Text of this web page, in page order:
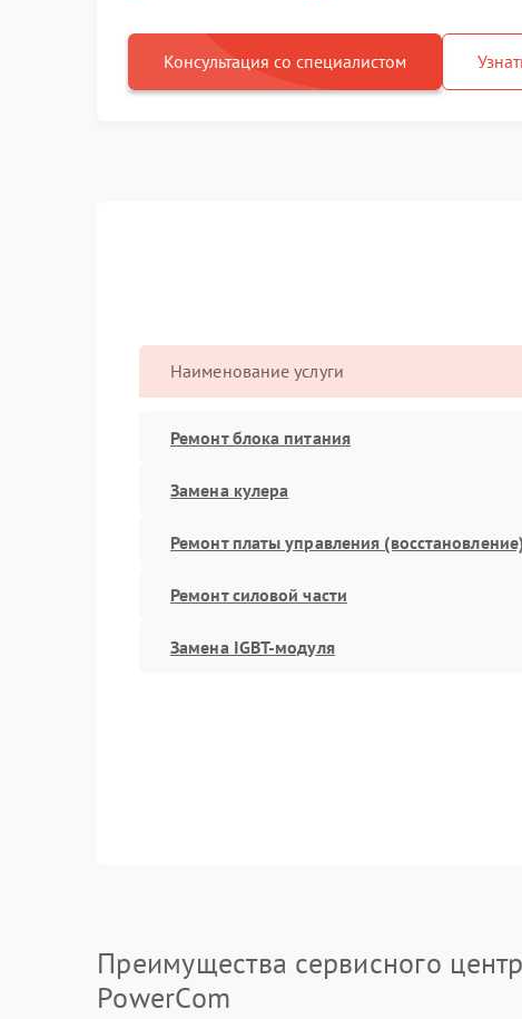
Консультация со специалистом
Наименование услуги
Ремонт блока питания
Замена кулера
Ремонт платы управления
Ремонт силовой части
Замена IGBT-модуля
Преимущества сервисного
PowerCom